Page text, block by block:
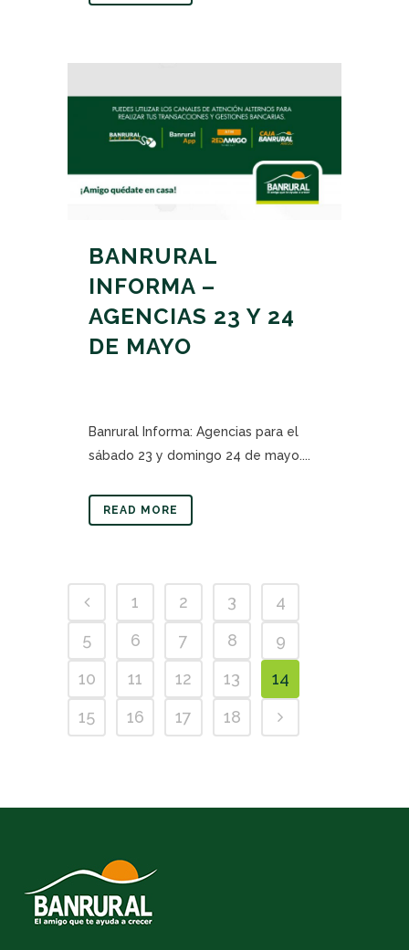
BANRURAL
INFORMA –
AGENCIAS 23 Y 24
DE MAYO
Banrural Informa: Agencias para el
sábado 23 y domingo 24 de mayo....
READ MORE
1 2 3
4
5
6 7 8
9
10
11 12 13
14
15
16 17 18